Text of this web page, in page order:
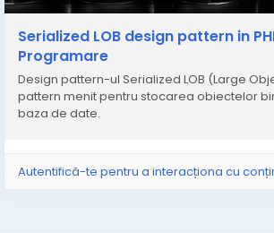
Serialized LOB design pattern in
Programare
Design pattern-ul Serialized LOB (Large
pattern menit pentru stocarea obiectelor
baza de date.
Autentifică-te pentru a interacționa cu